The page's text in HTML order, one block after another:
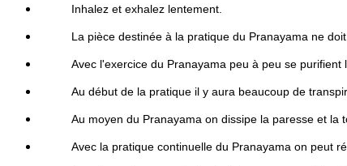
Inhalez et exhalez lentement.
La pièce destinée à la pratique du Pranayama ne
Avec l'exercice du Pranayama peu à peu se purifient
Au début de la pratique il y aura beaucoup de
Au moyen du Pranayama on dissipe la paresse et la
Avec la pratique continuelle du Pranayama on peut